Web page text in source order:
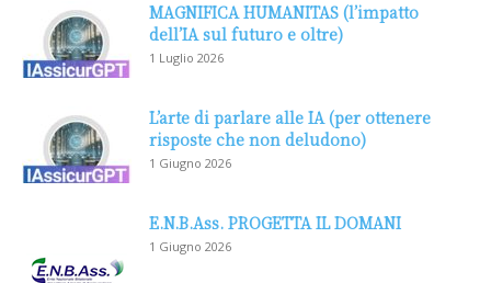
MAGNIFICA HUMANITAS (l’impatto
dell’IA sul futuro e oltre)
1 Luglio 2026
L’arte di parlare alle IA (per ottenere
risposte che non deludono)
1 Giugno 2026
E.N.B.Ass. PROGETTA IL DOMANI
1 Giugno 2026